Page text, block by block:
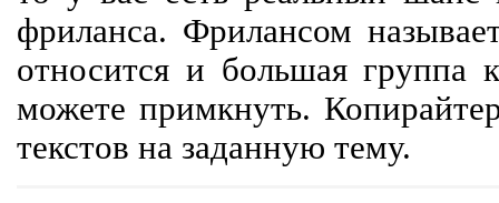
фриланса. Фрилансом
относится и большая группа
можете примкнуть.
текстов на заданную тему.